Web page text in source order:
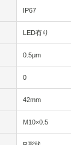
IP67
LED有り
0.5μm
0
42mm
M10×0.5